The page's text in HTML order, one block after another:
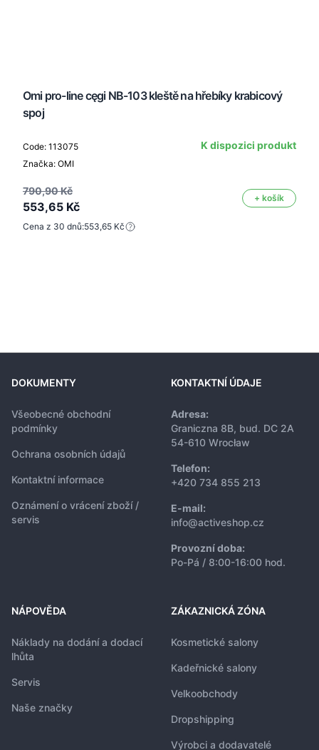
Omi pro-line cęgi NB-103 kleště na hřebíky krabicový
spoj
Code: 113075
Značka: OMI
K dispozici produkt
790,90 Kč
553,65 Kč
+ košík
Cena z 30 dnů:553,65 Kč
DOKUMENTY
Všeobecné obchodní
podmínky
Ochrana osobních údajů
Kontaktní informace
Oznámení o vrácení zboží /
servis
KONTAKTNÍ ÚDAJE
Adresa:
Graniczna 8B, bud. DC 2A
54-610 Wrocław
Telefon:
+420 734 855 213
E-mail:
info@activeshop.cz
Provozní doba:
Po-Pá / 8:00-16:00 hod.
NÁPOVĚDA
Náklady na dodání a dodací
lhůta
Servis
Naše značky
ZÁKAZNICKÁ ZÓNA
Kosmetické salony
Kadeřnické salony
Velkoobchody
Dropshipping
Výrobci a dodavatelé